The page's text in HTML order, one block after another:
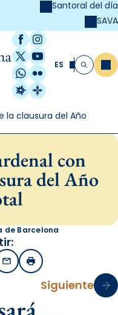
Santoral del día
SAVA
Facebook
Instagram
X / Twitter
YouTube
WhatsApp
Flickr
Radio Estel
Catalunya
ES Buscar
la clausura del Año
con
del Año
de Barcelona
EmailImprimir
Siguiente